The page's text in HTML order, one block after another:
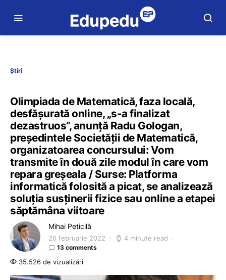
Știri
Olimpiada de Matematică, faza locală,
desfășurată online, „s-a finalizat
dezastruos”, anunță Radu Gologan,
președintele Societății de Matematică,
organizatoarea concursului: Vom
transmite în două zile modul în care vom
repara greșeala / Surse: Platforma
informatică folosită a picat, se analizează
soluția susținerii fizice sau online a etapei
săptămâna viitoare
Mihai Peticilă
26 februarie 2022 4 minute read
13 comments
35.526 de vizualizări